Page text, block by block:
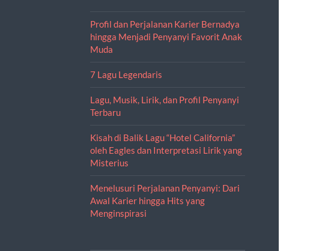
Profil dan Perjalanan Karier Bernadya
hingga Menjadi Penyanyi Favorit Anak
Muda
7 Lagu Legendaris
Lagu, Musik, Lirik, dan Profil Penyanyi
Terbaru
Kisah di Balik Lagu “Hotel California”
oleh Eagles dan Interpretasi Lirik yang
Misterius
Menelusuri Perjalanan Penyanyi: Dari
Awal Karier hingga Hits yang
Menginspirasi